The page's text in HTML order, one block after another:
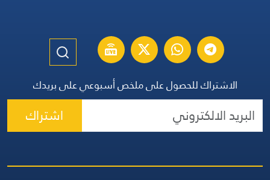
الاشتراك للحصول على ملخص أسبوعي على بريدك
اشتراك